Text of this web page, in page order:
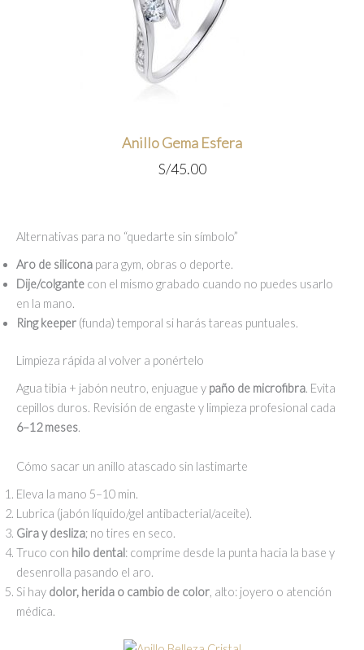
Anillo Gema Esfera
S/45.00
Alternativas para no “quedarte sin símbolo”
Aro de silicona para gym, obras o deporte.
Dije/colgante con el mismo grabado cuando no puedes usarlo
en la mano.
Ring keeper (funda) temporal si harás tareas puntuales.
Limpieza rápida al volver a ponértelo
Agua tibia + jabón neutro, enjuague y paño de microfibra. Evita
cepillos duros. Revisión de engaste y limpieza profesional cada
6–12 meses.
Cómo sacar un anillo atascado sin lastimarte
Eleva la mano 5–10 min.
Lubrica (jabón líquido/gel antibacterial/aceite).
Gira y desliza; no tires en seco.
Truco con hilo dental: comprime desde la punta hacia la base y
desenrolla pasando el aro.
Si hay dolor, herida o cambio de color, alto: joyero o atención
médica.